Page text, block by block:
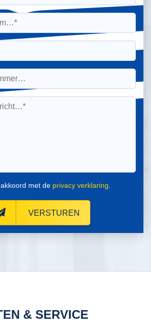
met de privacy verklaring
VERSTUREN
& SERVICE